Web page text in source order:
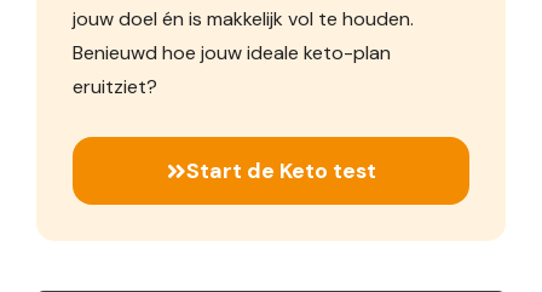
jouw doel én is makkelijk vol te houden.
Benieuwd hoe jouw ideale keto-plan
eruitziet?
Start de Keto test